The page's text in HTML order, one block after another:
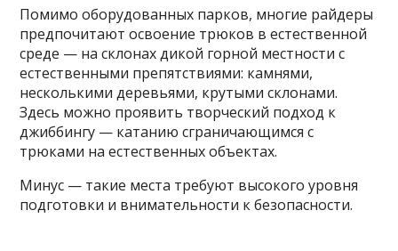
Помимо оборудованных парков, многие райдеры
предпочитают освоение трюков в естественной
среде — на склонах дикой горной местности с
естественными препятствиями: камнями,
несколькими деревьями, крутыми склонами.
Здесь можно проявить творческий подход к
джиббингу — катанию сграничающимся с
трюками на естественных объектах.
Минус — такие места требуют высокого уровня
подготовки и внимательности к безопасности.